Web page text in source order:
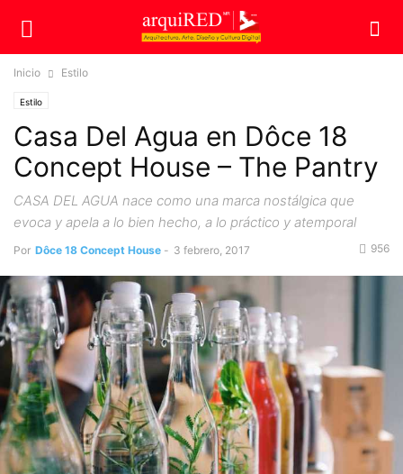
Inicio Estilo
Estilo
Casa Del Agua en Dôce 18
Concept House – The Pantry
CASA DEL AGUA nace como una marca nostálgica que
evoca y apela a lo bien hecho, a lo práctico y atemporal
Por Dôce 18 Concept House - 3 febrero, 2017 956